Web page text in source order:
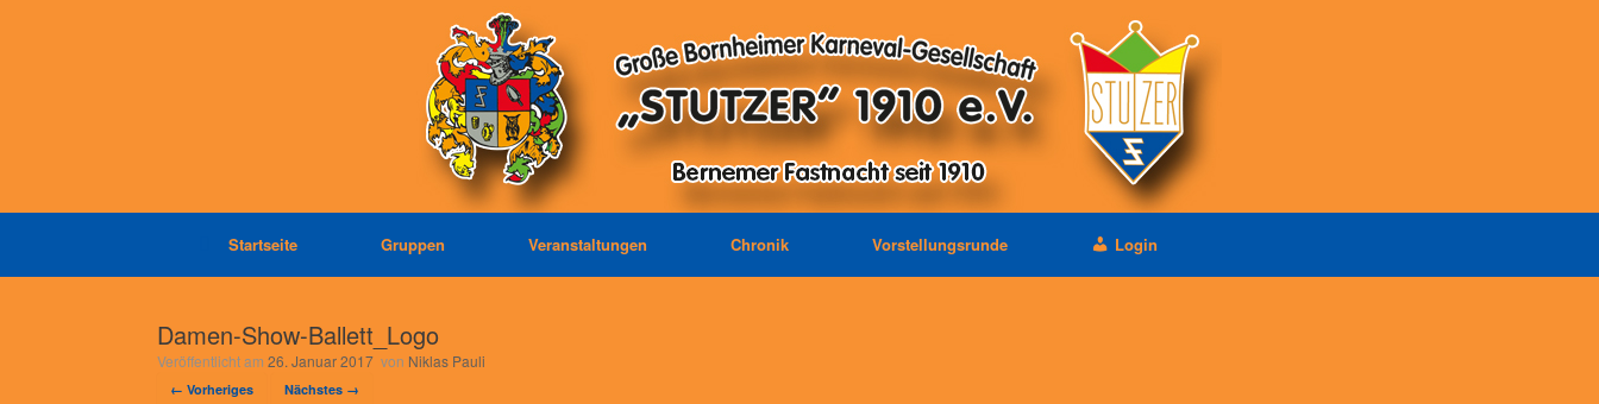
Startseite Gruppen Veranstaltungen Chronik Vorstellungsrunde Login
Damen-Show-Ballett_Logo
Veröffentlicht am 26. Januar 2017 von Niklas Pauli
← Vorheriges Nächstes →